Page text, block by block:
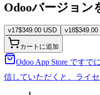
Odooバージョン
v17$349.00 USD v18$349.00
カートに追加
Odoo App Store ですで
信していただくと、ライ